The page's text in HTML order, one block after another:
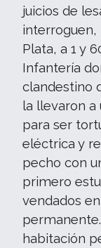
juicios de
interroguen,
Plata, a 1 y
Infantería
clandestino
la llevaron
para ser
eléctrica y
pecho con
primero
vendados
habitación